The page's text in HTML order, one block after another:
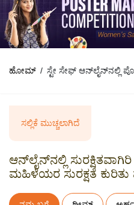
ಹೋಮ್ ಸ್ಟೇ ಸೇಫ್ ಆನ್‌ಲೈನ್‌ನಲ್ಲಿ
ಸಲ್ಲಿಕೆ ಮುಚ್ಚಲಾಗಿದೆ
ಆನ್‌ಲೈನ್‌ನಲ್ಲಿ
ಮಹಿಳೆಯರ ಸುರಕ್ಷತೆ